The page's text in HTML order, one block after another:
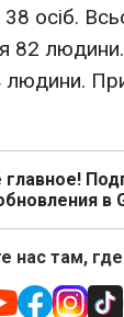
осіб.
82 людини.
главное!
в
нас там,